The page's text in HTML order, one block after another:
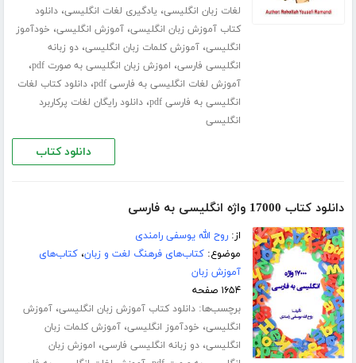
لغات زبان انگلیسی، یادگیری لغات انگلیسی،دانلود
کتاب آموزش زبان انگلیسی،آموزش انگلیسی، خودآموز
انگلیسی،آموزش کلمات زبان انگلیسی،دو زبانه
انگلیسی فارسی، اموزش زبان انگلیسی به صورت pdf ،
آموزش لغات انگلیسی به فارسی pdf ،دانلود کتاب لغات
انگلیسی به فارسی pdf
،دانلود رایگان لغات پرکاربرد
انگلیسی
دانلود کتاب
دانلود کتاب 17000 واژه انگلیسی به فارسی
از:روح الله یوسفی رامندی
موضوع:کتاب‌های فرهنگ لغت و زبان،کتاب‌های
آموزش زبان
۱۶۵۴ صفحه
برچسب‌ها:دانلود کتاب آموزش زبان انگلیسی،آموزش
انگلیسی، خودآموز انگلیسی،آموزش کلمات زبان
انگلیسی،دو زبانه انگلیسی فارسی، اموزش زبان